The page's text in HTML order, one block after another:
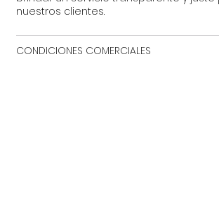
nuestros clientes.
CONDICIONES COMERCIALES